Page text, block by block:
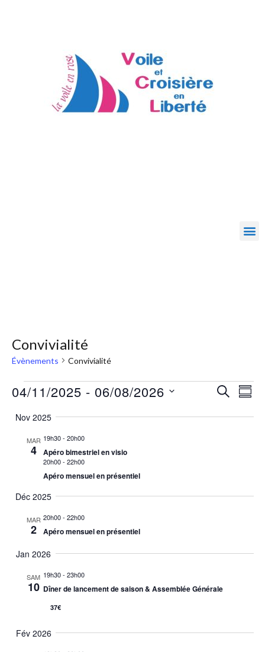
Convivialité
Évènements Convivialité
et
vues
04/11/2025 - 06/08/2026
date
Nov 2025
MAR
4
19h30- 20h00
Apéro bimestriel en visio
20h00- 22h00
Apéro mensuel en présentiel
Déc 2025
MAR
2
20h00- 22h00
Apéro mensuel en présentiel
Jan 2026
SAM
10
19h30- 23h00
Dîner de lancement de saison & Assemblée Générale
37€
Fév 2026